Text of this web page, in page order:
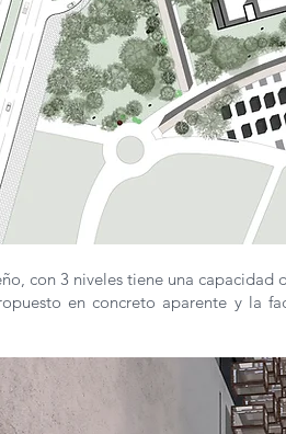
con 3 niveles tiene una capacidad
en concreto aparente y la